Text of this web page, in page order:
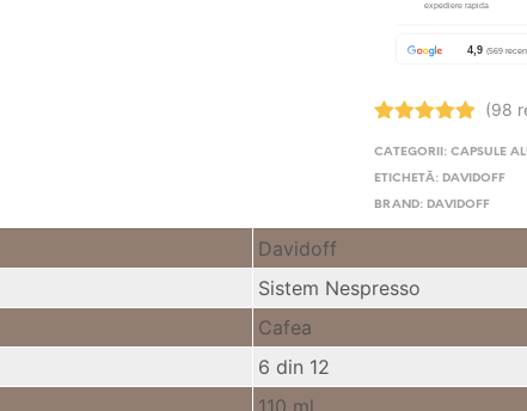
4.92stele
din 5
(98
CATEGORII:CAPSULE
ETICHETĂ: DAVIDOFF
BRAND: DAVIDOFF
Davidoff
Sistem Nespresso
Cafea
6 din 12
110 ml